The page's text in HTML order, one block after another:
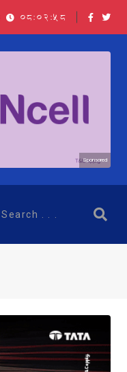
08:02:59
Sponsored